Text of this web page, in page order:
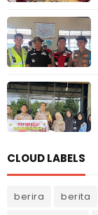
CLOUD LABELS
berira berita